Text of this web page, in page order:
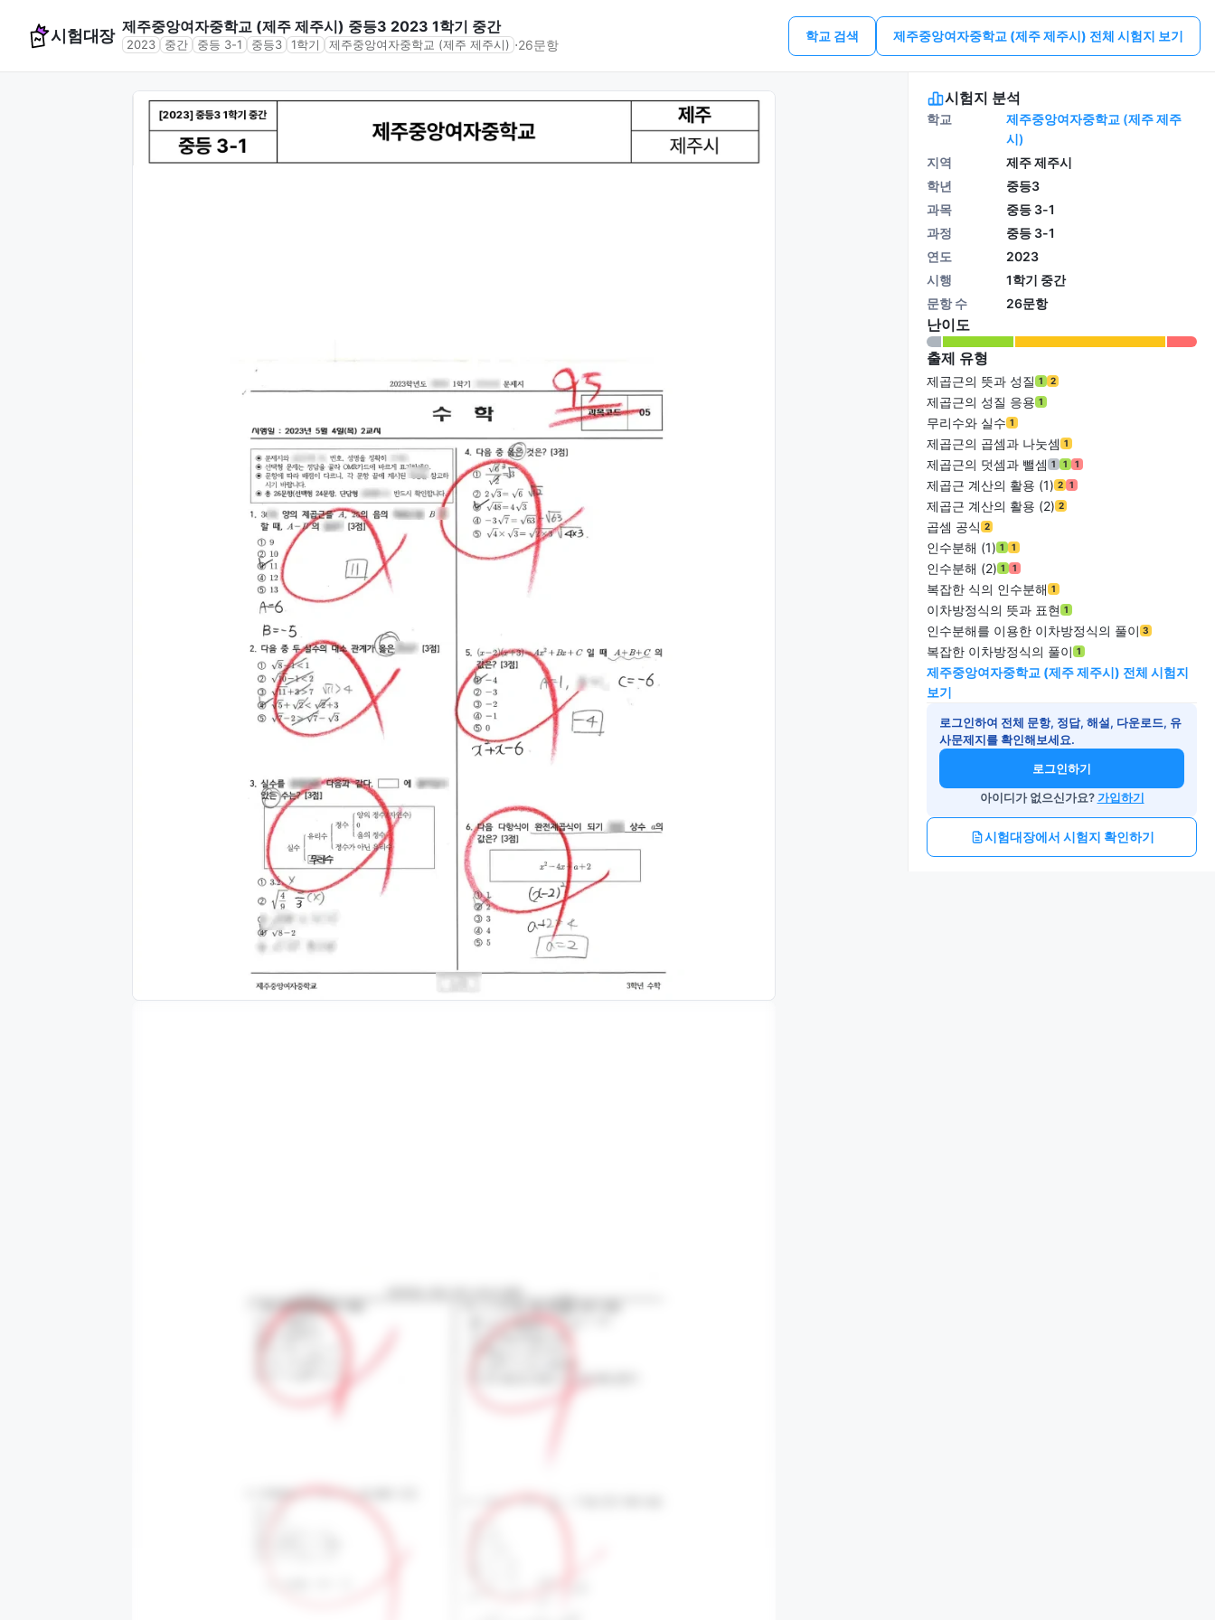
시험대장 제주중앙여자중학교 (제주 제주시) 중등3 2023 1학기 중간
2023 중간 중등 3-1 중등3 1학기 제주중앙여자중학교 (제주 제주시) ⋅26문항
학교 검색 제주중앙여자중학교 (제주 제주시) 전체 시험지 보기
문제 미리보기 (4문항)
시험지 분석
학교
제주중앙여자중학교 (제주 제주
시)
지역
제주 제주시
학년
중등3
과목
중등 3-1
과정
중등 3-1
연도
2023
시행
1학기 중간
문항 수
26문항
난이도
출제 유형
제곱근의 뜻과 성질 1 2
제곱근의 성질 응용 1
무리수와 실수 1
제곱근의 곱셈과 나눗셈 1
제곱근의 덧셈과 뺄셈 1 1 1
제곱근 계산의 활용 (1) 2 1
제곱근 계산의 활용 (2) 2
곱셈 공식 2
인수분해 (1) 1 1
인수분해 (2) 1 1
복잡한 식의 인수분해 1
이차방정식의 뜻과 표현 1
인수분해를 이용한 이차방정식의 풀이 3
복잡한 이차방정식의 풀이 1
제주중앙여자중학교 (제주 제주시) 전체 시험지
보기
로그인하여 전체 문항, 정답, 해설, 다운로드, 유
사문제지를 확인해보세요.
로그인하기
아이디가 없으신가요?가입하기
시험대장에서 시험지 확인하기